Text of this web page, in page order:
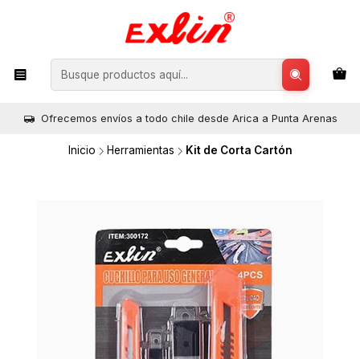
Ofrecemos envíos a todo chile desde Arica a Punta Arenas
Inicio Herramientas Kit de Corta Cartón